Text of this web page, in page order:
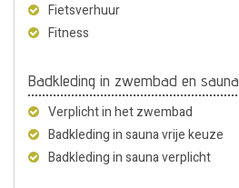
Fietsverhuur
Fitness
Badkleding in zwembad en sauna
Verplicht in het zwembad
Badkleding in sauna vrije keuze
Badkleding in sauna verplicht